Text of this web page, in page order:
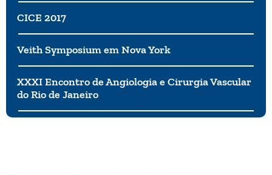
CICE 2017
Veith Symposium em Nova York
XXXI Encontro de Angiologia e Cirurgia Vascular
do Rio de Janeiro